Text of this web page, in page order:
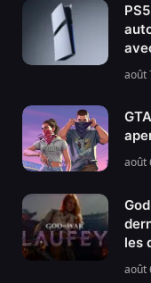
août
août
les
août